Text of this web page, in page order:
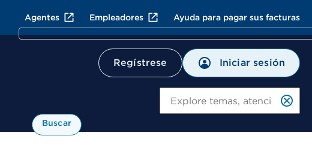
Agentes Empleadores Ayuda para pagar sus facturas
Regístrese Iniciar sesión
Buscar